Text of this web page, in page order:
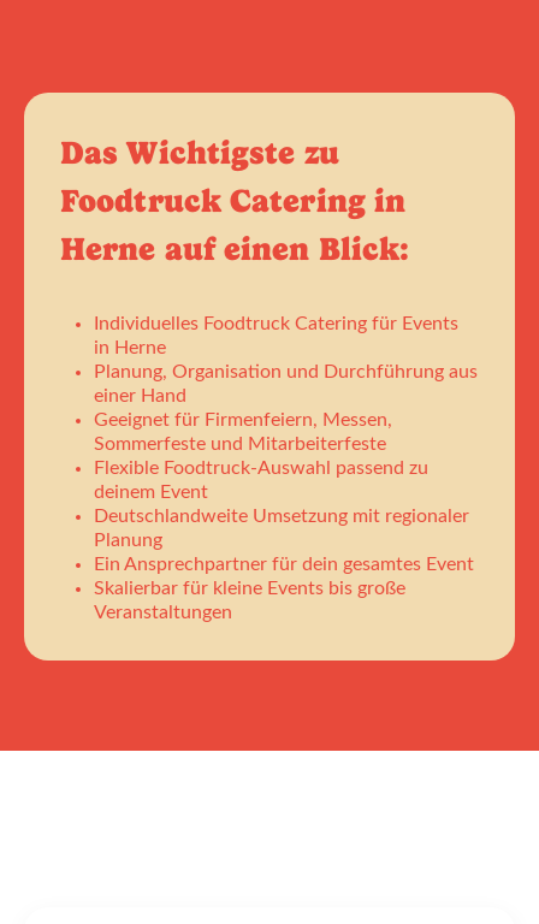
Das Wichtigste zu
Foodtruck Catering in
Herne auf einen Blick:
Individuelles Foodtruck Catering für Events
in Herne
Planung, Organisation und Durchführung aus
einer Hand
Geeignet für Firmenfeiern, Messen,
Sommerfeste und Mitarbeiterfeste
Flexible Foodtruck-Auswahl passend zu
deinem Event
Deutschlandweite Umsetzung mit regionaler
Planung
Ein Ansprechpartner für dein gesamtes Event
Skalierbar für kleine Events bis große
Veranstaltungen